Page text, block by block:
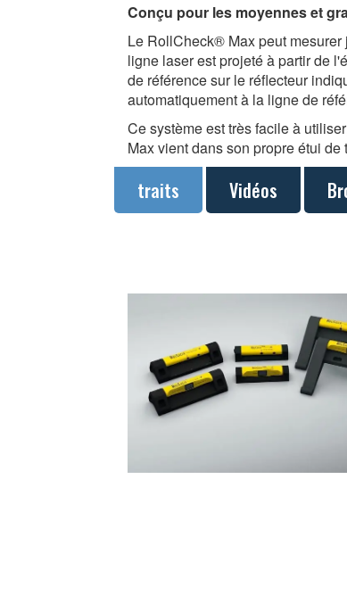
Conçu pour les moyennes et
Le RollCheck® Max peut
ligne laser est projeté à partir de
de référence sur le réflecteur
automatiquement à la ligne de
Ce système est très facile à
Max vient dans son propre étui de
traits Vidéos